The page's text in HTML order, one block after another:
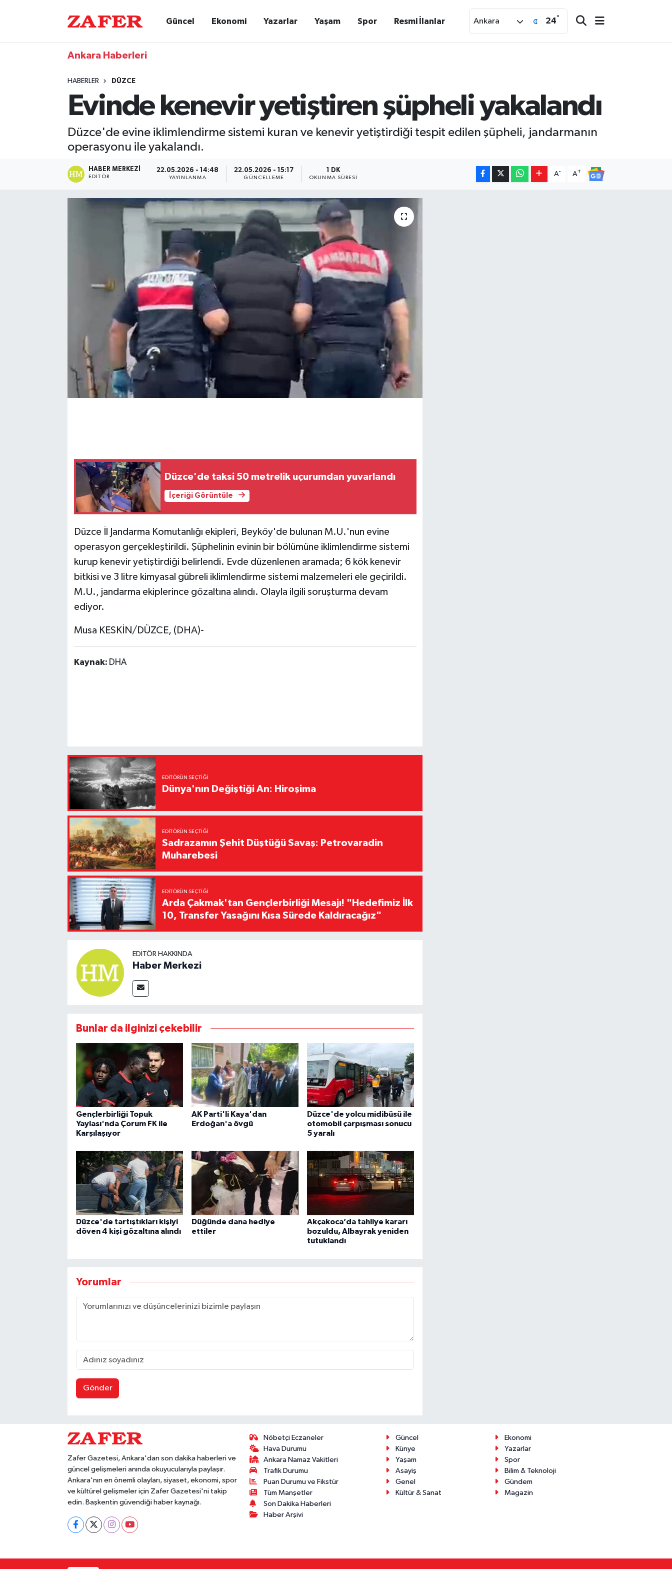
Güncel Ekonomi Yazarlar Yaşam Spor Resmi İlanlar Ankara 24°
Ankara Haberleri
HABERLER DÜZCE
Evinde kenevir yetiştiren şüpheli yakalandı
Düzce'de evine iklimlendirme sistemi kuran ve kenevir yetiştirdiği tespit edilen şüpheli, jandarmanın
operasyonu ile yakalandı.
HABER MERKEZI
EDITÖR
22.05.2026 - 14:48
YAYINLANMA
22.05.2026 - 15:17
GÜNCELLEME
1 DK
OKUNMA SÜRESI
A- A+
Düzce'de taksi 50 metrelik uçurumdan yuvarlandı
İçeriği Görüntüle
Düzce İl Jandarma Komutanlığı ekipleri, Beyköy'de bulunan M.U.'nun evine
operasyon gerçekleştirildi. Şüphelinin evinin bir bölümüne iklimlendirme sistemi
kurup kenevir yetiştirdiği belirlendi. Evde düzenlenen aramada; 6 kök kenevir
bitkisi ve 3 litre kimyasal gübreli iklimlendirme sistemi malzemeleri ele geçirildi.
M.U., jandarma ekiplerince gözaltına alındı. Olayla ilgili soruşturma devam
ediyor.
Musa KESKİN/DÜZCE, (DHA)-
Kaynak: DHA
EDITÖRÜN SEÇTIĞI
Dünya'nın Değiştiği An: Hiroşima
EDITÖRÜN SEÇTIĞI
Sadrazamın Şehit Düştüğü Savaş: Petrovaradin
Muharebesi
EDITÖRÜN SEÇTIĞI
Arda Çakmak'tan Gençlerbirliği Mesajı! "Hedefimiz İlk
10, Transfer Yasağını Kısa Sürede Kaldıracağız"
EDITÖR HAKKINDA
Haber Merkezi
Bunlar da ilginizi çekebilir
Gençlerbirliği Topuk
Yaylası'nda Çorum FK ile
Karşılaşıyor
AK Parti'li Kaya'dan
Erdoğan'a övgü
Düzce'de yolcu midibüsü ile
otomobil çarpışması sonucu
5 yaralı
Düzce'de tartıştıkları kişiyi
döven 4 kişi gözaltına alındı
Düğünde dana hediye
ettiler
Akçakoca’da tahliye kararı
bozuldu, Albayrak yeniden
tutuklandı
Yorumlar
Gönder
Zafer Gazetesi, Ankara'dan son dakika haberleri ve
güncel gelişmeleri anında okuyucularıyla paylaşır.
Ankara'nın en önemli olayları, siyaset, ekonomi, spor
ve kültürel gelişmeler için Zafer Gazetesi'ni takip
edin. Başkentin güvendiği haber kaynağı.
Nöbetçi Eczaneler
Hava Durumu
Ankara Namaz Vakitleri
Trafik Durumu
Puan Durumu ve Fikstür
Tüm Manşetler
Son Dakika Haberleri
Haber Arşivi
Güncel
Ekonomi
Künye
Yazarlar
Yaşam
Spor
Asayiş
Bilim & Teknoloji
Genel
Gündem
Kültür & Sanat
Magazin